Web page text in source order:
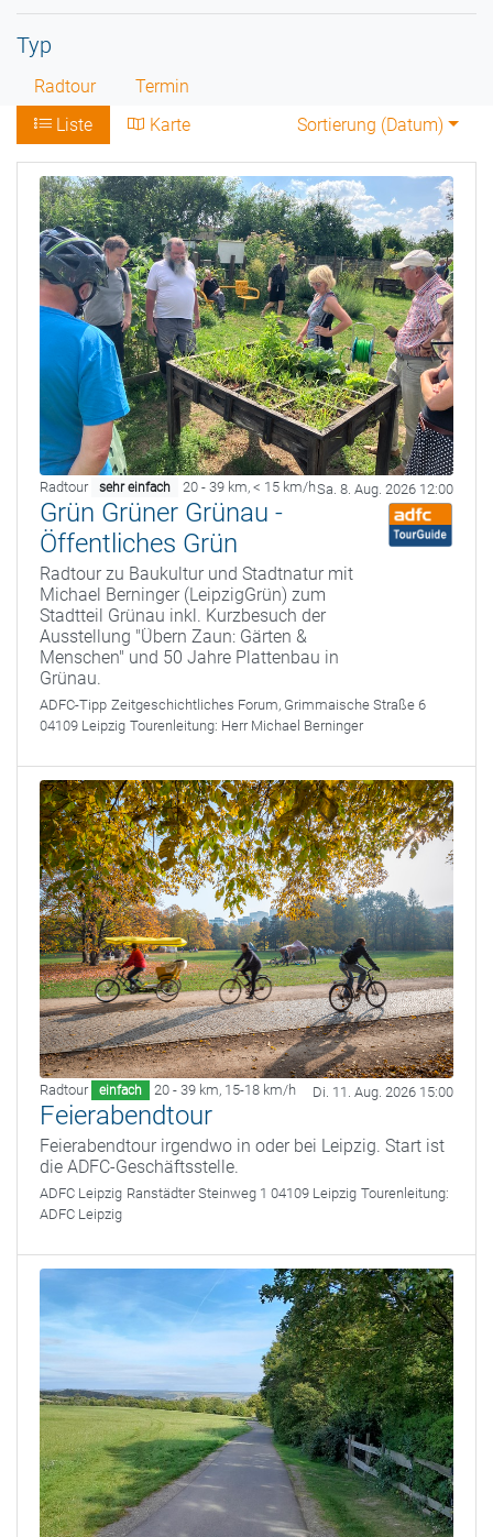
Typ
Radtour
Termin
Liste
Karte Sortierung (Datum)
Radtour sehr einfach 20 - 39 km, < 15 km/hSa. 8. Aug. 2026 12:00
Grün Grüner Grünau -
Öffentliches Grün
Radtour zu Baukultur und Stadtnatur mit
Michael Berninger (LeipzigGrün) zum
Stadtteil Grünau inkl. Kurzbesuch der
Ausstellung "Übern Zaun: Gärten &
Menschen" und 50 Jahre Plattenbau in
Grünau.
ADFC-Tipp Zeitgeschichtliches Forum, Grimmaische Straße 6
04109 Leipzig Tourenleitung: Herr Michael Berninger
Radtour einfach 20 - 39 km, 15-18 km/h Di. 11. Aug. 2026 15:00
Feierabendtour
Feierabendtour irgendwo in oder bei Leipzig. Start ist
die ADFC-Geschäftsstelle.
ADFC Leipzig Ranstädter Steinweg 1 04109 Leipzig Tourenleitung:
ADFC Leipzig